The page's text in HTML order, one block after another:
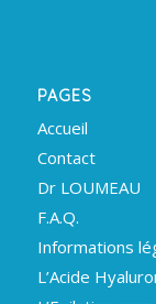
PAGES
Accueil
Contact
Dr LOUMEAU
F.A.Q.
Informations
L’Acide